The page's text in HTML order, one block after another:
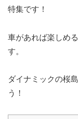
特集です！
車があれば楽しめ
す。
ダイナミックの桜
う！